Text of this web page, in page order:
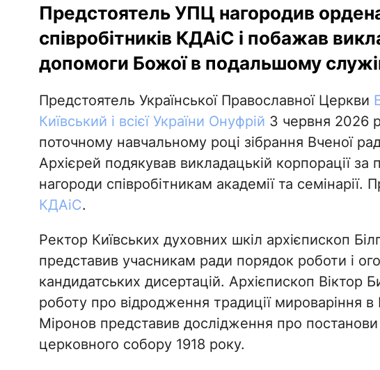
Предстоятель УПЦ нагородив
співробітників КДАіС і побажав
допомоги Божої в подальшому
Предстоятель Української Православної Церкви
Київський і всієї України Онуфрій 3 червня 2026
поточному навчальному році зібрання Вченої
Архієрей подякував викладацькій корпорації за
нагороди співробітникам академії та семінарії.
КДАіС.
Ректор Київських духовних шкіл архієпископ
представив учасникам ради порядок роботи і
кандидатських дисертацій. Архієпископ Віктор
роботу про відродження традиції мироваріння в
Міронов представив дослідження про
церковного собору 1918 року.